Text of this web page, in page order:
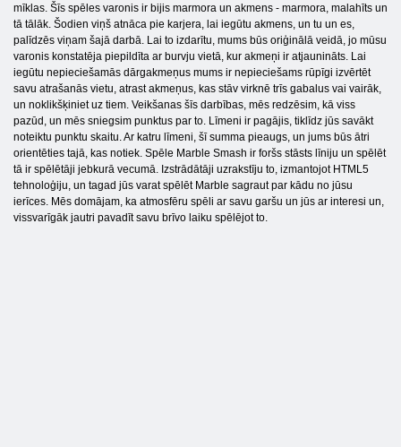
mīklas. Šīs spēles varonis ir bijis marmora un akmens - marmora, malahīts un
tā tālāk. Šodien viņš atnāca pie karjera, lai iegūtu akmens, un tu un es,
palīdzēs viņam šajā darbā. Lai to izdarītu, mums būs oriģinālā veidā, jo mūsu
varonis konstatēja piepildīta ar burvju vietā, kur akmeņi ir atjaunināts. Lai
iegūtu nepieciešamās dārgakmeņus mums ir nepieciešams rūpīgi izvērtēt
savu atrašanās vietu, atrast akmeņus, kas stāv virknē trīs gabalus vai vairāk,
un noklikšķiniet uz tiem. Veikšanas šīs darbības, mēs redzēsim, kā viss
pazūd, un mēs sniegsim punktus par to. Līmeni ir pagājis, tiklīdz jūs savākt
noteiktu punktu skaitu. Ar katru līmeni, šī summa pieaugs, un jums būs ātri
orientēties tajā, kas notiek. Spēle Marble Smash ir foršs stāsts līniju un spēlēt
tā ir spēlētāji jebkurā vecumā. Izstrādātāji uzrakstīju to, izmantojot HTML5
tehnoloģiju, un tagad jūs varat spēlēt Marble sagraut par kādu no jūsu
ierīces. Mēs domājam, ka atmosfēru spēli ar savu garšu un jūs ar interesi un,
vissvarīgāk jautri pavadīt savu brīvo laiku spēlējot to.